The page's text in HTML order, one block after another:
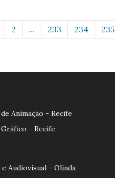
2 ... 233 234 235
Animação - Recife
- Recife
Audiovisual - Olinda